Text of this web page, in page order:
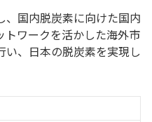
国内脱炭素に向けた国内
トワークを活かした海外市
、日本の脱炭素を実現し